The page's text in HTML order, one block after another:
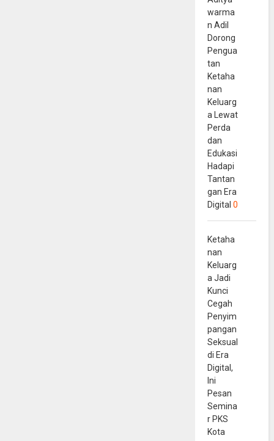
warma
n Adil
Dorong
Pengua
tan
Ketaha
nan
Keluarg
a Lewat
Perda
dan
Edukasi
Hadapi
Tantan
gan Era
Digital 0
Ketaha
nan
Keluarg
a Jadi
Kunci
Cegah
Penyim
pangan
Seksual
di Era
Digital,
Ini
Pesan
Semina
r PKS
Kota